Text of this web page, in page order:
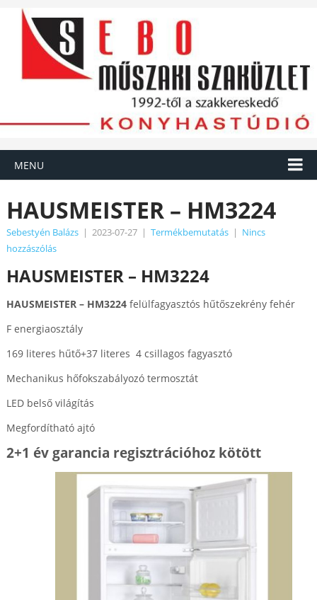
MENU
HAUSMEISTER – HM3224
Sebestyén Balázs | 2023-07-27 | Termékbemutatás | Nincs
hozzászólás
HAUSMEISTER – HM3224
HAUSMEISTER – HM3224felülfagyasztós hűtőszekrény fehér
F energiaosztály
169 literes hűtő+37 literes 4 csillagos fagyasztó
Mechanikus hőfokszabályozó termosztát
LED belső világítás
Megfordítható ajtó
2+1 év garancia regisztrációhoz kötött